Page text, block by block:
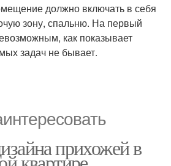
должно включать в себя
зону, спальню. На первый
как показывает
задач не бывает.
прихожей в